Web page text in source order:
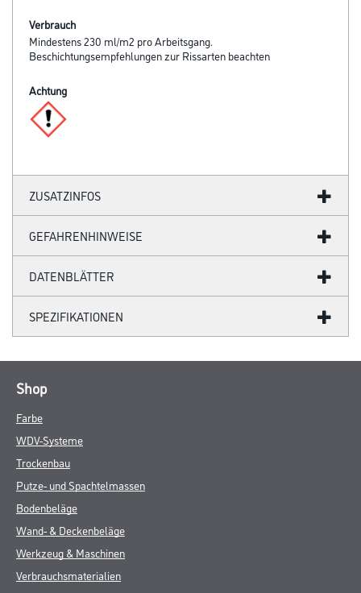
Verbrauch
Mindestens 230 ml/m2 pro Arbeitsgang.
Beschichtungsempfehlungen zur Rissarten beachten
Achtung
ZUSATZINFOS
GEFAHRENHINWEISE
DATENBLÄTTER
SPEZIFIKATIONEN
Shop
Farbe
WDV-Systeme
Trockenbau
Putze- und Spachtelmassen
Bodenbeläge
Wand- & Deckenbeläge
Werkzeug & Maschinen
Verbrauchsmaterialien